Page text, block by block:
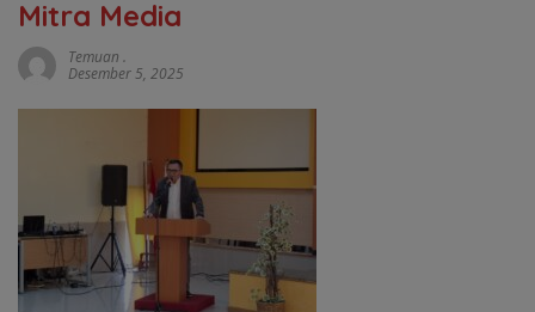
Mitra Media
Temuan .
Desember 5, 2025